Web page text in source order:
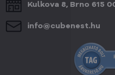
Kulkova 8, Brno 615
info​@cubenest​.hu